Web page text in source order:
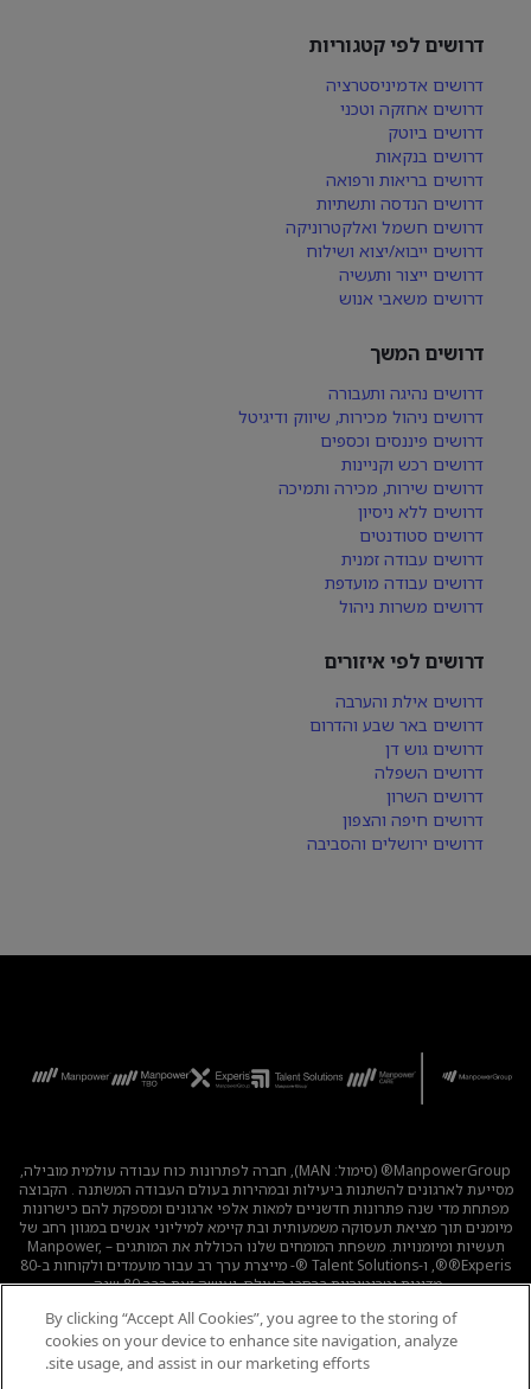
דרושים לפי קטגוריות
דרושים אדמיניסטרציה
דרושים אחזקה וטכני
דרושים ביוטק
דרושים בנקאות
דרושים בריאות ורפואה
דרושים הנדסה ותשתיות
דרושים חשמל ואלקטרוניקה
דרושים ייבוא/יצוא ושילוח
דרושים ייצור ותעשיה
דרושים משאבי אנוש
דרושים המשך
דרושים נהיגה ותעבורה
דרושים ניהול מכירות, שיווק ודיגיטל
דרושים פיננסים וכספים
דרושים רכש וקניינות
דרושים שירות, מכירה ותמיכה
דרושים ללא ניסיון
דרושים סטודנטים
דרושים עבודה זמנית
דרושים עבודה מועדפת
דרושים משרות ניהול
דרושים לפי איזורים
דרושים אילת והערבה
דרושים באר שבע והדרום
דרושים גוש דן
דרושים השפלה
דרושים השרון
דרושים חיפה והצפון
דרושים ירושלים והסביבה
ManpowerGroup® (סימול: MAN), חברה לפתרונות כוח עבודה עולמית מובילה,
מסייעת לארגונים להשתנות ביעילות ובמהירות בעולם העבודה המשתנה . הקבוצה
מפתחת מדי שנה פתרונות חדשניים למאות אלפי ארגונים ומספקת להם כישרונות
מיומנים תוך מציאת תעסוקה משמעותית ובת קיימא למיליוני אנשים במגוון רחב של
תעשיות ומיומנויות. משפחת המומחים שלנו הכוללת את המותגים – Manpower,
®Experis®, ו-Talent Solutions ®- מייצרת ערך רב עבור מועמדים ולקוחות ב-80
מדינות וטריטוריות ברחבי העולם, ועושה זאת כבר 80 שנה.
לכל המשרות | מדיניות הפרטיות | תנאי השימוש | נגישות
קוד אתי
|
By clicking “Accept All Cookies”, you agree to the storing of
cookies on your device to enhance site navigation, analyze
site usage, and assist in our marketing efforts.